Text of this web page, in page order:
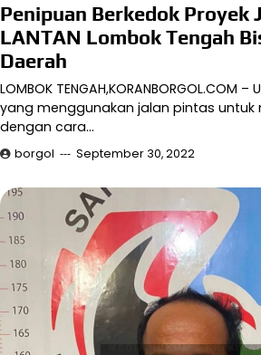
Penipuan Berkedok Proyek
LANTAN Lombok Tengah
Daerah
LOMBOK TENGAH,KORANBORGOL.COM
yang menggunakan jalan pintas
dengan cara…
borgol September 30, 2022